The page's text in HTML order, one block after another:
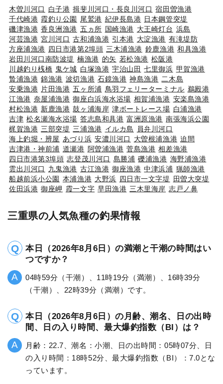
木曽川河口 白子港 揖斐川河口・長良川河口 宿田曽漁港
千代崎港 霞釣り公園 尾鷲港 紀伊長島港 日本鋼管突堤
磯津漁港 香良洲漁港 五ヵ所 国崎漁港 大王崎灯台 浜島
河芸漁港 宮川河口 古和浦漁港 引本港 大淀漁港 有滝堤防
方座浦漁港 四日市港第2埠頭 三木浦漁港 鈴鹿漁港 和具漁港
岩田川河口南防波堤 楠漁港 的矢 若松漁港 松阪港
川越釣り桟橋 鬼ケ城 白塚漁港 宇治山田 七里御浜 甲賀漁港
贄浦漁港 錦漁港 波切漁港 石鏡漁港 神島漁港 二木島
安乗漁港 片田漁港 五ヶ所浦 鳥羽フェリーターミナル 鵜殿港
江漁港 奈屋浦漁港 御座白浜海水浴場 相賀浦漁港 安楽島漁港
村松漁港 新鹿漁港 鼓ヶ浦海岸 津ボートレース場 白浦漁港
吉津 松名瀬海水浴場 答志島和具港 富洲原漁港 南張海浜公園
梶賀漁港 三部突堤 三浦漁港 イルカ島
員弁川河口
海上釣堀・辨屋 あづり浜 安濃川河口 大曽根浦漁港 迫間
吉津港・神前浦 道瀬港 阿曽浦漁港 菅島漁港 相差漁港
四日市港第3埠頭 志登茂川河口 島勝浦 礫浦漁港 海野浦漁港
雲出川河口
九鬼漁港 古江漁港 御座漁港 中津浜浦 猟師漁港
船越前浜小公園 本浦漁港 大野浜 四日市一文字堤 田曽大突堤
佐田浜港 御座岬 霞一文字 早田漁港 三木里海岸 志戸ノ鼻
三重県の人気魚種の釣果情報
本日（2026年8月6日）の満潮と干潮の時間はい
つですか？
04時59分（干潮）、11時19分（満潮）、16時39分
（干潮）、22時39分（満潮）です。
本日（2026年8月6日）の月齢、潮名、日の出時
間、日の入り時間、最大爆釣指数（BI）は？
月齢：22.7、潮名：小潮、日の出時間：05時07分、日
の入り時間：18時52分、最大爆釣指数（BI）：7.0とな
っています。